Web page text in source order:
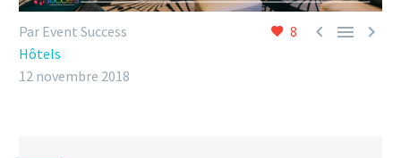
8   
Par Event Success
Hôtels
12 novembre 2018